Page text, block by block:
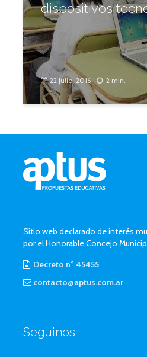
dispositivos
22 julio, 2016 2 min.
Sitio web declarado de interés
por el Honorable Concejo
Decreto n° 45455
contacto@aptus.com.ar
Seguinos